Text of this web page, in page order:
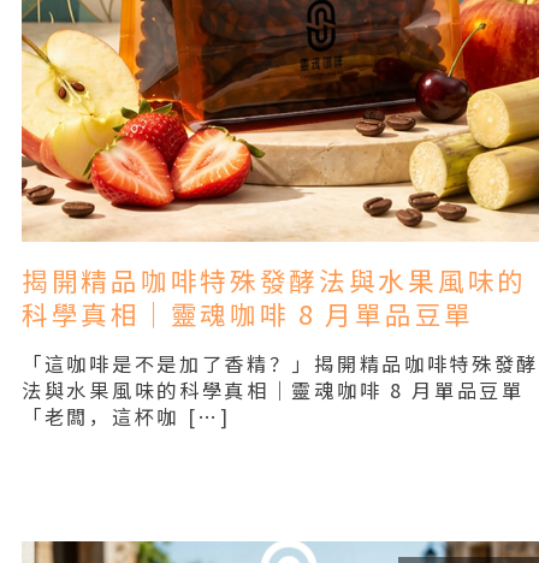
揭開精品咖啡特殊發酵法與水果風味的
科學真相｜靈魂咖啡 8 月單品豆單
「這咖啡是不是加了香精？」揭開精品咖啡特殊發酵
法與水果風味的科學真相｜靈魂咖啡 8 月單品豆單
「老闆，這杯咖 […]